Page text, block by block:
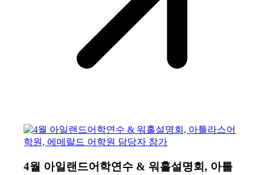
4월 아일랜드어학연수 & 워홀설명회, 아틀